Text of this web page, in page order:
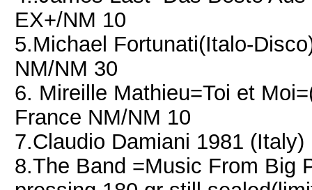
EX+/NM 10
5.Michael Fortunati(Italo-
NM/NM 30
6. Mireille Mathieu=Toi et
France NM/NM 10
7.Claudio Damiani 1981
8.The Band =Music From Big